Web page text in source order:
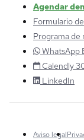
Agendar
Formulario
Programa de
WhatsApp
Calendly
LinkedIn
Aviso legal